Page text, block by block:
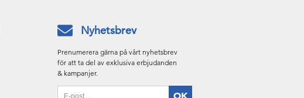
Nyhetsbrev
Prenumerera gärna på vårt nyhetsbrev
för att ta del av exklusiva erbjudanden
& kampanjer.